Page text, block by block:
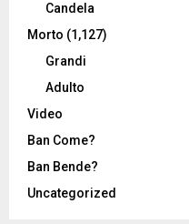
Candela
Morto (1,127)
Grandi
Adulto
Video
Ban Come?
Ban Bende?
Uncategorized